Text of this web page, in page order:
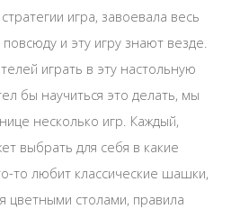
игра, завоевала весь
и эту игру знают везде.
играть в эту настольную
бы научиться это делать, мы
несколько игр. Каждый,
выбрать для себя в какие
то любит классические шашки,
цветными столами, правила